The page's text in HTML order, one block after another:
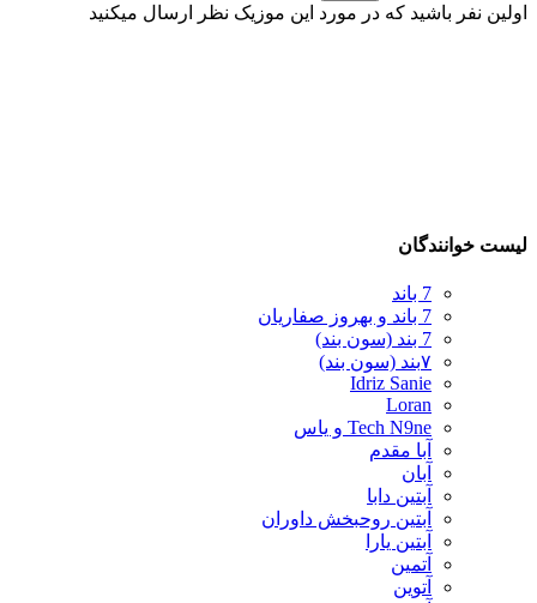
اولین نفر باشید که در مورد این موزیک نظر ارسال میکنید
لیست خوانندگان
7 باند
7 باند و بهروز صفاریان
7 بند (سون بند)
۷بند (سون بند)
Idriz Sanie
Loran
Tech N9ne و یاس
آبا مقدم
آبان
آبتین دابا
آبتین روحبخش داوران
آبتین یارا
آتمین
آتوین